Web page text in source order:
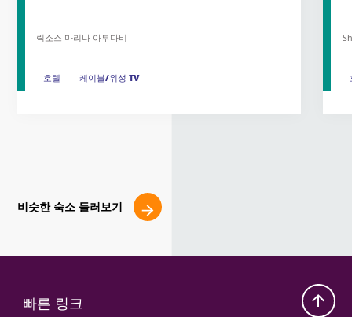
릭소스 마리나 아부다비
호텔 케이블/위성 TV
호텔 케이블/위성 TV
비슷한 숙소 둘러보기
빠른 링크